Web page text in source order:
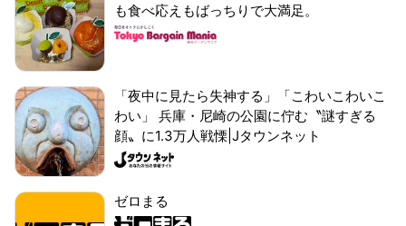
も食べ応えもばっちりで大満足。
「夜中に見たら失神する」「こわいこわいこ
わい」 兵庫・尼崎の公園に佇む〝謎すぎる
顔〟に1.3万人戦慄|Jタウンネット
ゼロまる